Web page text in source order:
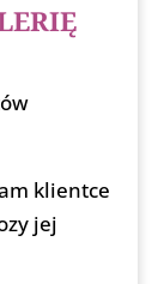
klientce
jej